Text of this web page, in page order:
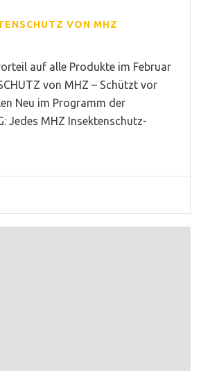
VON MHZ
auf alle Produkte im Februar
von MHZ – Schützt vor
Neu im Programm der
Jedes MHZ Insektenschutz-